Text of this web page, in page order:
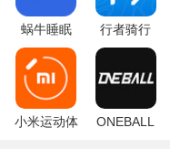
蜗牛睡眠
app
行者骑行
app官方版
小米运动体
ONEBALL